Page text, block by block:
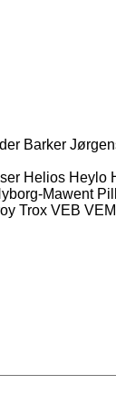
Barker
Helios Heylo
Mawent
Trox VEB VEM